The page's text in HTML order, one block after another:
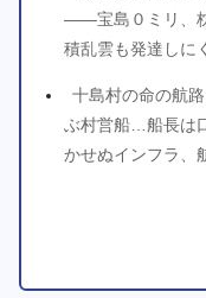
――宝島０ミリ、
積乱雲も発達しに
十島村の命の航
ぶ村営船…船長は
かせぬインフラ、